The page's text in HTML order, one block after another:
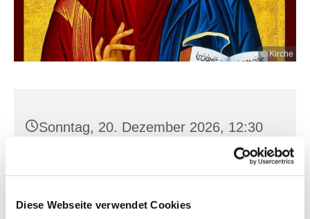
Diese Webseite verwendet Cookies
© Kirche
Sonntag, 20. Dezember 2026, 12:30
15230 Frankfurt (Oder)